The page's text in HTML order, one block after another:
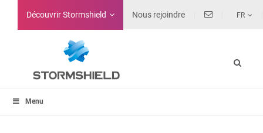
Découvrir Stormshield Nous rejoindre FR
Menu